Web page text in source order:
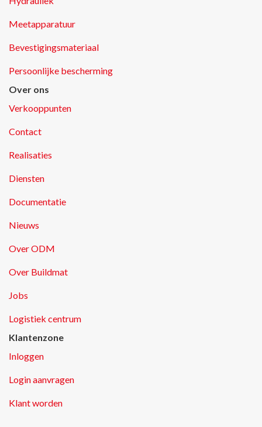
Meetapparatuur
Bevestigingsmateriaal
Persoonlijke bescherming
Over ons
Verkooppunten
Contact
Realisaties
Diensten
Documentatie
Nieuws
Over ODM
Over Buildmat
Jobs
Logistiek centrum
Klantenzone
Inloggen
Login aanvragen
Klant worden